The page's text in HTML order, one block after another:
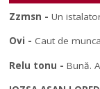
Zzmsn -Un
Ovi - Caut de
Relu tonu -Bună.